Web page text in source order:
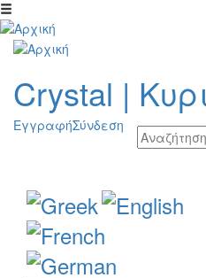
Παράκαμψη προς το κυρίως
Crystal |
ΕγγραφήΣύνδεση